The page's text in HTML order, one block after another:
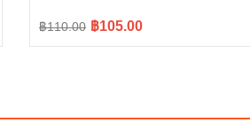
฿110.00
Original ฿105.00
Current